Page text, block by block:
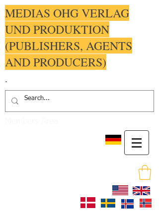
MEDIAS OHG VERLAG
UND PRODUKTION
(PUBLISHERS, AGENTS
AND PRODUCERS)
.